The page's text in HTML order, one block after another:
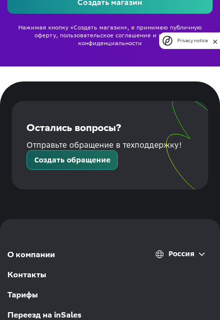
Нажимая кнопку «Создать магазин», я принимаю публичную
оферту, пользовательское соглашениеи политику
конфиденциальности
Остались вопросы?
Отправьте обращение в техподдержку!
Создать обращение
О компании
Контакты
Тарифы
Переезд на inSales
Россия
Privacy notice